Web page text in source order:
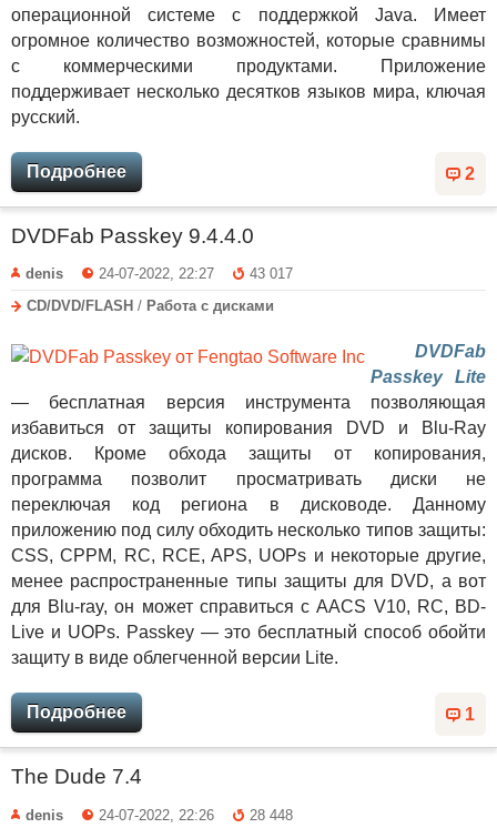
операционной системе с поддержкой Java. Имеет
огромное количество возможностей, которые сравнимы
с коммерческими продуктами. Приложение
поддерживает несколько десятков языков мира, ключая
русский.
2
Подробнее
DVDFab Passkey 9.4.4.0
denis 24-07-2022, 22:27
43 017
CD/DVD/FLASH / Работа с дисками
DVDFab
Passkey Lite
— бесплатная версия инструмента позволяющая
избавиться от защиты копирования DVD и Blu-Ray
дисков. Кроме обхода защиты от копирования,
программа позволит просматривать диски не
переключая код региона в дисководе. Данному
приложению под силу обходить несколько типов защиты:
CSS, CPPM, RC, RCE, APS, UOPs и некоторые другие,
менее распространенные типы защиты для DVD, а вот
для Blu-ray, он может справиться с AACS V10, RC, BD-
Live и UOPs. Passkey — это бесплатный способ обойти
защиту в виде облегченной версии Lite.
1
Подробнее
The Dude 7.4
denis 24-07-2022, 22:26
28 448